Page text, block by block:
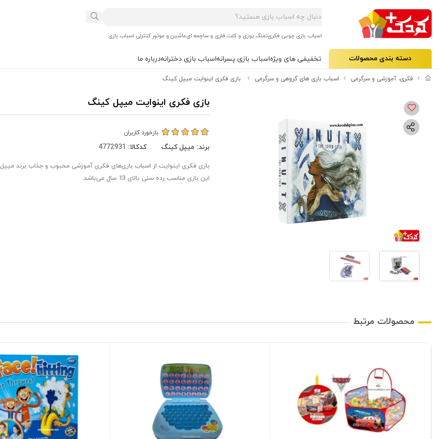
اسباب بازی چوبی فکریتفنگ یوزی و کلت فلزی و ساچمه ایماشین و موتور کنترلی اسباب بازی
دسته بندی محصولات تخفیفی های ویژهاسباب بازی پسرانهاسباب بازی دخترانهدرباره ما
فکری، آموزشی و سرگرمی اسباب بازی های گروهی و سرگرمی بازی فکری اینوایت میپل کینگ
بازی فکری اینوایت میپل کینگ
بازخورد کاربران
برند: میپل کینگ کدکالا:
بازی فکری اینوایت از اسباب بازی‌های فکری آموزشی محبوب و جذاب برند
این بازی مناسب رده سنی بالای 13 سال می‌باشد.
محصولات مرتبط